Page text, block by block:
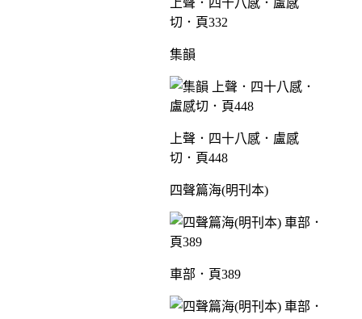
上聲．四十八感．盧感
切．頁332
集韻
上聲．四十八感．盧感
切．頁448
四聲篇海(明刊本)
車部．頁389